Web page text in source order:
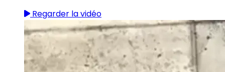
Regarder la vidéo